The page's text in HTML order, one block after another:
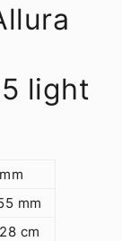
light
mm
cm